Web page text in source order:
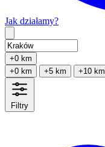
Jak działamy?
+0 km
+0 km
+5 km +10 km
Filtry